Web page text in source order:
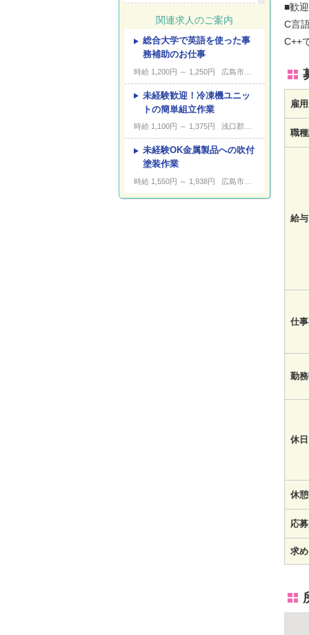
■歓
C言
C++
雇
職
給与
仕
勤
休
休
応
求
こだわり条件 ---
キーワード ---
関連求人のご案内
総合大学で英語を使った事
務補助のお仕事
時給 1,200円 ～ 1,250円 広島市安佐南区安東
未経験歓迎！冷凍機ユニッ
トの簡単組立作業
時給 1,100円 ～ 1,375円 浅口郡里庄町大字里見
未経験OK金属製品への吹付
塗装作業
時給 1,550円 ～ 1,938円 広島市安芸区船越南